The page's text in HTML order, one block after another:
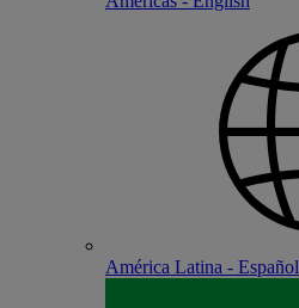
América Latina - Español